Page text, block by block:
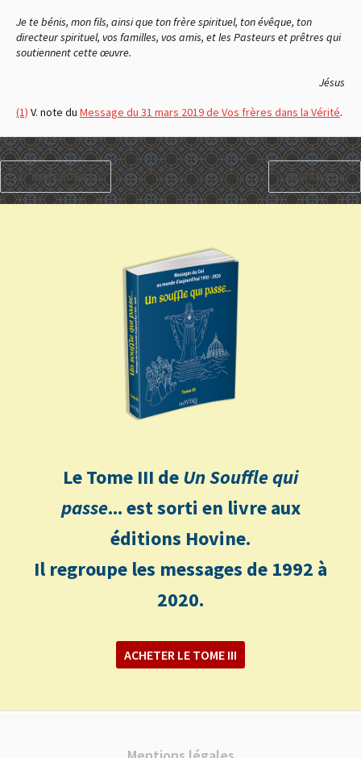
Je te bénis, mon fils, ainsi que ton frère spirituel, ton évêque, ton
directeur spirituel, vos familles, vos amis, et les Pasteurs et prêtres qui
soutiennent cette œuvre.
Jésus
(1) V. note du Message du 31 mars 2019 de Vos frères dans la Vérité.
PRÉCÉDENT SUIVANT
Le Tome III deUn Souffle qui
passe... est sorti en livre aux
éditions Hovine.
Il regroupe les messages de 1992 à
2020.
ACHETER LE TOME III